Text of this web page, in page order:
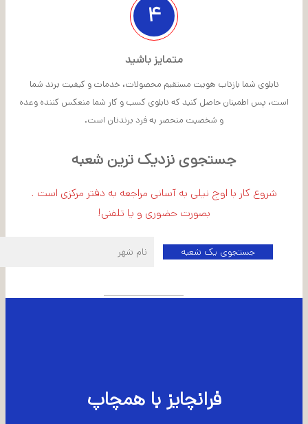
۴
متمایز باشید
تابلوی شما بازتاب هویت مستقیم محصولات، خدمات و کیفیت برند شما
است، پس اطمینان حاصل کنید که تابلوی کسب و کار شما منعکس کننده وعده
و شخصیت منحصر به فرد برندتان است.
جستجوی نزدیک ترین شعبه
شروع کار با اوج نیلی به آسانی مراجعه به دفتر مرکزی است .
بصورت حضوری و یا تلفنی!
فرانچایز با همچاپ